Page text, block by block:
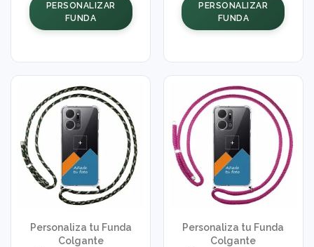
PERSONALIZAR
FUNDA
PERSONALIZAR
FUNDA
Personaliza tu Funda
Colgante
Personaliza tu Funda
Colgante